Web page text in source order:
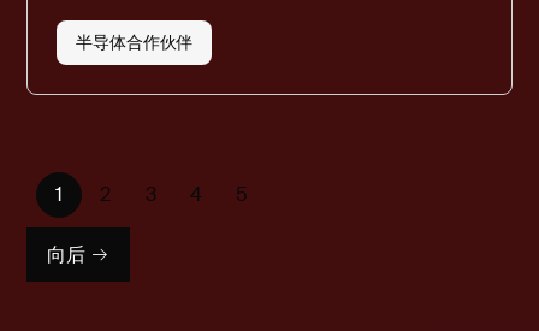
半导体合作伙伴
1 2 3 4 5
向后